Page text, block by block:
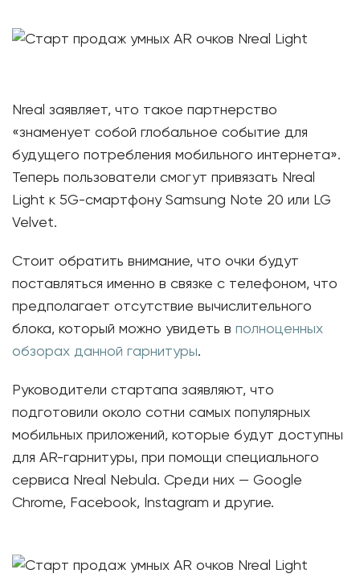
Nreal заявляет, что такое партнерство
«знаменует собой глобальное событие для
будущего потребления мобильного интернета».
Теперь пользователи смогут привязать Nreal
Light к 5G-смартфону Samsung Note 20 или LG
Velvet.
Стоит обратить внимание, что очки будут
поставляться именно в связке с телефоном, что
предполагает отсутствие вычислительного
блока, который можно увидеть в полноценных
обзорах данной гарнитуры.
Руководители стартапа заявляют, что
подготовили около сотни самых популярных
мобильных приложений, которые будут доступны
для AR-гарнитуры, при помощи специального
сервиса Nreal Nebula. Среди них — Google
Chrome, Facebook, Instagram и другие.